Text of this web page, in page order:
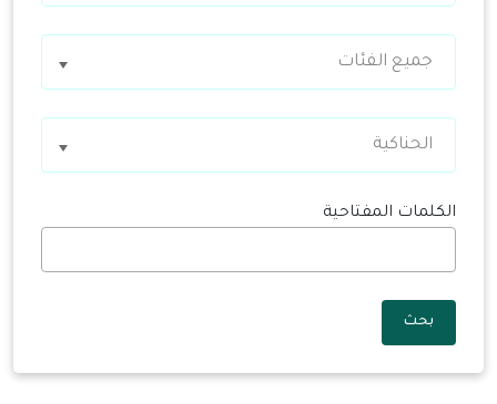
جميع الفئات
الحناكية
الكلمات المفتاحية
بحث